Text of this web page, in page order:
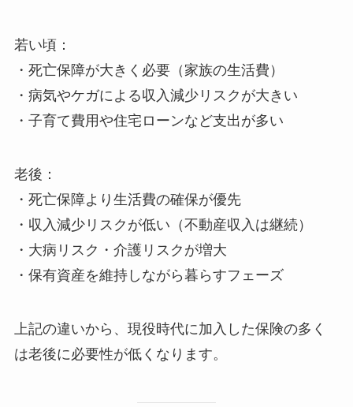
若い頃：
・死亡保障が大きく必要（家族の生活費）
・病気やケガによる収入減少リスクが大きい
・子育て費用や住宅ローンなど支出が多い
老後：
・死亡保障より生活費の確保が優先
・収入減少リスクが低い（不動産収入は継続）
・大病リスク・介護リスクが増大
・保有資産を維持しながら暮らすフェーズ
上記の違いから、現役時代に加入した保険の多く
は老後に必要性が低くなります。